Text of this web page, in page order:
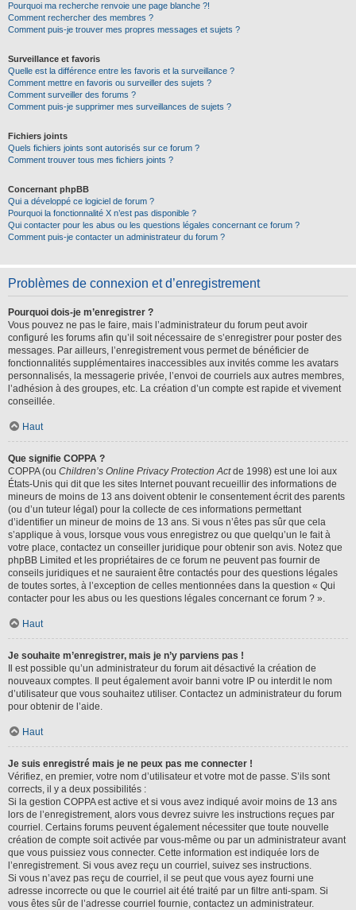
Pourquoi ma recherche renvoie une page blanche ?!
Comment rechercher des membres ?
Comment puis-je trouver mes propres messages et sujets ?
Surveillance et favoris
Quelle est la différence entre les favoris et la surveillance ?
Comment mettre en favoris ou surveiller des sujets ?
Comment surveiller des forums ?
Comment puis-je supprimer mes surveillances de sujets ?
Fichiers joints
Quels fichiers joints sont autorisés sur ce forum ?
Comment trouver tous mes fichiers joints ?
Concernant phpBB
Qui a développé ce logiciel de forum ?
Pourquoi la fonctionnalité X n’est pas disponible ?
Qui contacter pour les abus ou les questions légales concernant ce forum ?
Comment puis-je contacter un administrateur du forum ?
Problèmes de connexion et d’enregistrement
Pourquoi dois-je m’enregistrer ?
Vous pouvez ne pas le faire, mais l’administrateur du forum peut avoir
configuré les forums afin qu’il soit nécessaire de s’enregistrer pour poster des
messages. Par ailleurs, l’enregistrement vous permet de bénéficier de
fonctionnalités supplémentaires inaccessibles aux invités comme les avatars
personnalisés, la messagerie privée, l’envoi de courriels aux autres membres,
l’adhésion à des groupes, etc. La création d’un compte est rapide et vivement
conseillée.
Haut
Que signifie COPPA ?
COPPA (ou Children’s Online Privacy Protection Actde 1998) est une loi aux
États-Unis qui dit que les sites Internet pouvant recueillir des informations de
mineurs de moins de 13 ans doivent obtenir le consentement écrit des parents
(ou d’un tuteur légal) pour la collecte de ces informations permettant
d’identifier un mineur de moins de 13 ans. Si vous n’êtes pas sûr que cela
s’applique à vous, lorsque vous vous enregistrez ou que quelqu’un le fait à
votre place, contactez un conseiller juridique pour obtenir son avis. Notez que
phpBB Limited et les propriétaires de ce forum ne peuvent pas fournir de
conseils juridiques et ne sauraient être contactés pour des questions légales
de toutes sortes, à l’exception de celles mentionnées dans la question « Qui
contacter pour les abus ou les questions légales concernant ce forum ? ».
Haut
Je souhaite m’enregistrer, mais je n’y parviens pas !
Il est possible qu’un administrateur du forum ait désactivé la création de
nouveaux comptes. Il peut également avoir banni votre IP ou interdit le nom
d’utilisateur que vous souhaitez utiliser. Contactez un administrateur du forum
pour obtenir de l’aide.
Haut
Je suis enregistré mais je ne peux pas me connecter !
Vérifiez, en premier, votre nom d’utilisateur et votre mot de passe. S’ils sont
corrects, il y a deux possibilités :
Si la gestion COPPA est active et si vous avez indiqué avoir moins de 13 ans
lors de l’enregistrement, alors vous devrez suivre les instructions reçues par
courriel. Certains forums peuvent également nécessiter que toute nouvelle
création de compte soit activée par vous-même ou par un administrateur avant
que vous puissiez vous connecter. Cette information est indiquée lors de
l’enregistrement. Si vous avez reçu un courriel, suivez ses instructions.
Si vous n’avez pas reçu de courriel, il se peut que vous ayez fourni une
adresse incorrecte ou que le courriel ait été traité par un filtre anti-spam. Si
vous êtes sûr de l’adresse courriel fournie, contactez un administrateur.